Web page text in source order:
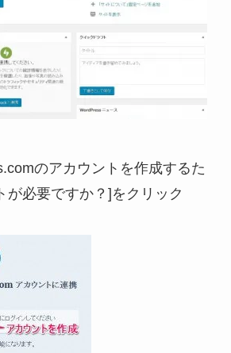
のアカウントを作成するた
が必要ですか？]をクリック